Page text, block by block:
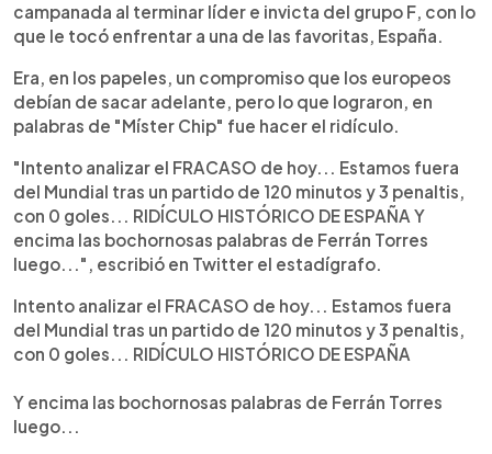
campanada al terminar líder e invicta del grupo F, con lo
que le tocó enfrentar a una de las favoritas, España.
Era, en los papeles, un compromiso que los europeos
debían de sacar adelante, pero lo que lograron, en
palabras de "Míster Chip" fue hacer el ridículo.
"Intento analizar el FRACASO de hoy... Estamos fuera
del Mundial tras un partido de 120 minutos y 3 penaltis,
con 0 goles... RIDÍCULO HISTÓRICO DE ESPAÑA Y
encima las bochornosas palabras de Ferrán Torres
luego...", escribió en Twitter el estadígrafo.
Intento analizar el FRACASO de hoy... Estamos fuera
del Mundial tras un partido de 120 minutos y 3 penaltis,
con 0 goles... RIDÍCULO HISTÓRICO DE ESPAÑA
Y encima las bochornosas palabras de Ferrán Torres
luego...